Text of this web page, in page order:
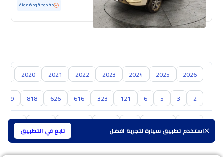
استخدم تطبيق سيارة لتجربة افضل تابع في التطبيق
مستعملة 47,714 كم ممشى قليل مفحوصة ومضمونة
2026
2025
2024
2023
2022
2021
2020
2
3
5
6
121
323
616
626
818
929
سوزوكي هافال GAC